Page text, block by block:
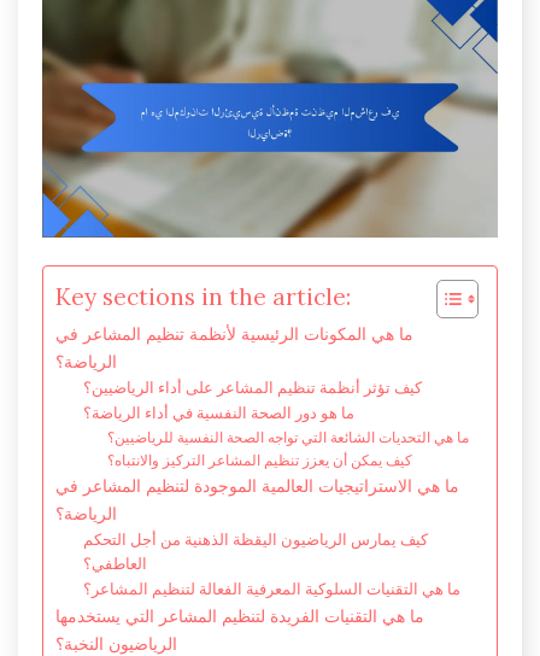
Key sections in the article:
ما هي المكونات الرئيسية لأنظمة تنظيم المشاعر في
الرياضة؟
كيف تؤثر أنظمة تنظيم المشاعر على أداء الرياضيين؟
ما هو دور الصحة النفسية في أداء الرياضة؟
ما هي التحديات الشائعة التي تواجه الصحة النفسية للرياضيين؟
كيف يمكن أن يعزز تنظيم المشاعر التركيز والانتباه؟
ما هي الاستراتيجيات العالمية الموجودة لتنظيم المشاعر في
الرياضة؟
كيف يمارس الرياضيون اليقظة الذهنية من أجل التحكم
العاطفي؟
ما هي التقنيات السلوكية المعرفية الفعالة لتنظيم المشاعر؟
ما هي التقنيات الفريدة لتنظيم المشاعر التي يستخدمها
الرياضيون النخبة؟